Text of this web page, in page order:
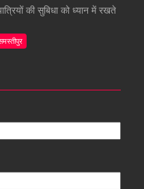
की सुबिधा को ध्यान में रखते